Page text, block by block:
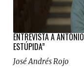
ENTREVISTA A
ESTÚPIDA”
José Andrés Rojo